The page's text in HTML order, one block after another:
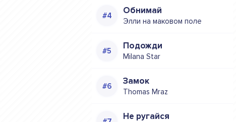
Обнимай
Элли на маковом поле
Подожди
Milana Star
Замок
Thomas Mraz
Не ругайся